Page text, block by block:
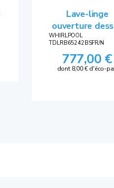
Lave-linge
ouverture
WHIRLPOOL
TDLRB65242BSFR/N
777,00 €
dont 8,00 € d'éco-